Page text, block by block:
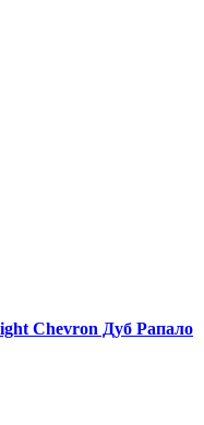
Chevron Дуб Рапало